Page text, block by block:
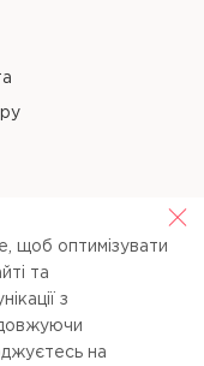
40
щоб оптимізувати
та
з
на